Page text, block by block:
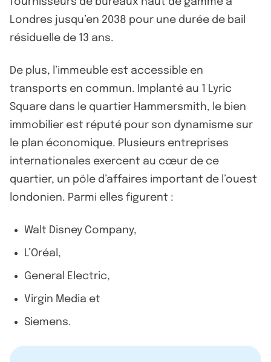
Londres jusqu’en 2038 pour une durée de bail
résiduelle de 13 ans.
De plus, l’immeuble est accessible en
transports en commun. Implanté au 1 Lyric
Square dans le quartier Hammersmith, le bien
immobilier est réputé pour son dynamisme sur
le plan économique. Plusieurs entreprises
internationales exercent au cœur de ce
quartier, un pôle d’affaires important de l’ouest
londonien. Parmi elles figurent :
Walt Disney Company,
L’Oréal,
General Electric,
Virgin Media et
Siemens.